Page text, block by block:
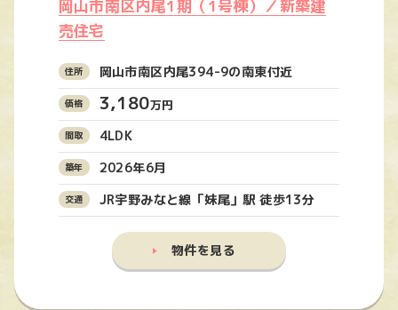
岡山市南区内尾1期（1号棟）／新築建
売住宅
岡山市南区内尾394-9の南東付近
3,180万円
4LDK
2026年6月
JR宇野みなと線「妹尾」駅 徒歩13分
物件を見る